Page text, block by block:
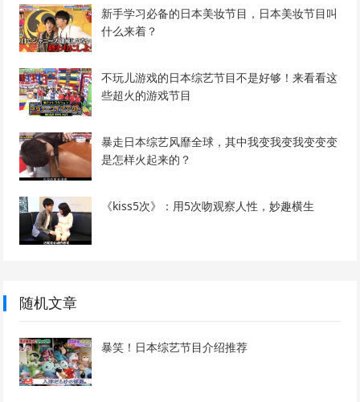
新手学习必备的日本美妆节目，日本美妆节目叫
什么来着？
不玩儿游戏的日本综艺节目不是好够！来看看这
些超火的游戏节目
暴走日本综艺风靡全球，其中我变我变我变变变
是怎样火起来的？
《kiss5次》：用5次吻观察人性，妙趣横生
随机文章
暴笑！日本综艺节目介绍推荐